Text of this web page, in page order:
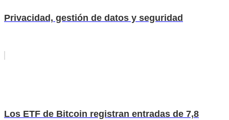
Privacidad, gestión de datos y seguridad
Los ETF de Bitcoin registran entradas de 7,8